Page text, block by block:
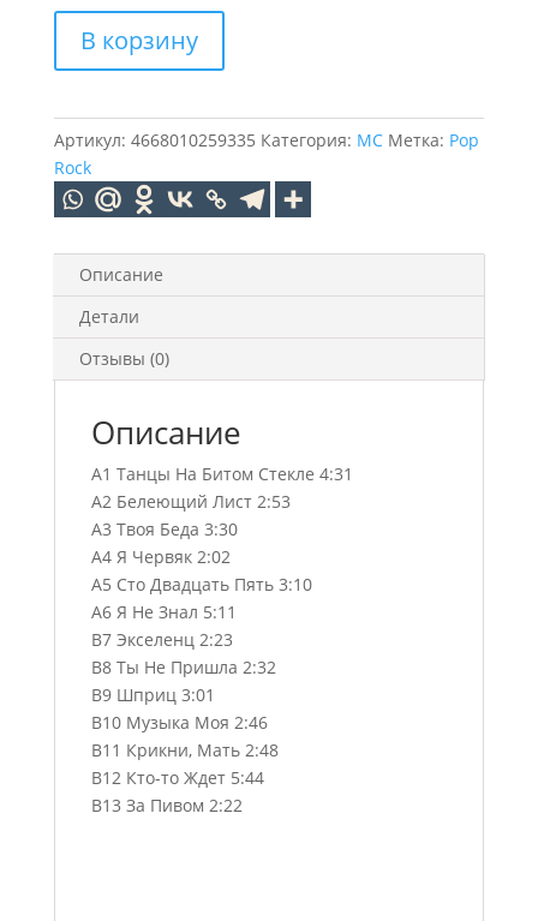
товара
Вишня
Танцы
На
Битом
Стекле
(MC)
В корзину
Артикул: 4668010259335 Категория: MC Метка: Pop
Rock
Описание
Детали
Отзывы (0)
Описание
A1 Танцы На Битом Стекле 4:31
A2 Белеющий Лист 2:53
A3 Твоя Беда 3:30
A4 Я Червяк 2:02
A5 Сто Двадцать Пять 3:10
A6 Я Не Знал 5:11
B7 Экселенц 2:23
B8 Ты Не Пришла 2:32
B9 Шприц 3:01
B10 Музыка Моя 2:46
B11 Крикни, Мать 2:48
B12 Кто-то Ждет 5:44
B13 За Пивом 2:22